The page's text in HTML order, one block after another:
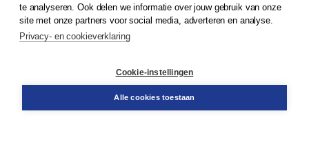
Klantenservice
Service & informatie
Contact
te analyseren. Ook delen we informatie over jouw gebruik van onze
site met onze partners voor social media, adverteren en analyse.
Privacy- en cookieverklaring
Cookie-instellingen
Alle cookies toestaan